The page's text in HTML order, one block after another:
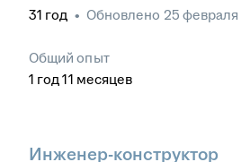
31 год • Обновлено 25 февраля
Общий опыт
1 год 11 месяцев
Инженер-конструктор